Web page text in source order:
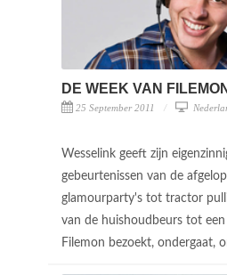
DE WEEK VAN FILEMON
25 September 2011
Wesselink geeft zijn
gebeurtenissen van de
glamourparty's tot tractor
van de huishoudbeurs tot een
Filemon bezoekt, ondergaat,